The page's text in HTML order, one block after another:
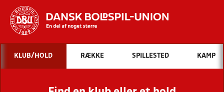
Hvad vil du søge efter?
INDHOLD OG NYHEDER
KLUB/HOLD RÆKKE SPILLESTED KAMP